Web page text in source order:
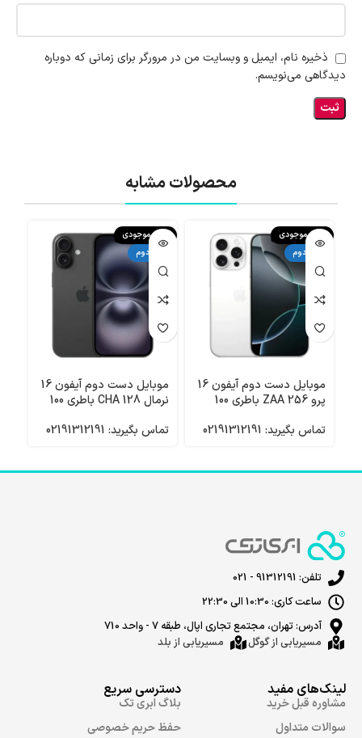
ذخیره نام، ایمیل و وبسایت من در مرورگر برای زمانی که دوباره
دیدگاهی می‌نویسم.
محصولات مشابه
اتمام موجودی
دست دوم
موبایل دست دوم آیفون 16
پرو 256 ZAA باطری 100
تماس بگیرید: 02191312191
اتمام موجودی
دست دوم
موبایل دست دوم آیفون 16
نرمال 128 CHA باطری 100
تماس بگیرید: 02191312191
تلفن: 91312191 - 021
ساعت کاری: 10:30 الی 22:30
آدرس: تهران، مجتمع تجاری اپال، طبقه 7 - واحد 710
مسیریابی از گوگل
مسیریابی از بلد
لینک‌های مفید
مشاوره قبل خرید
سوالات متداول
دسترسی سریع
بلاگ ابری تک
حفظ حریم خصوصی